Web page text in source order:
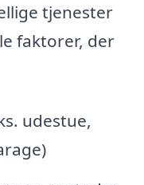
tjenester
faktorer, der
udestue,